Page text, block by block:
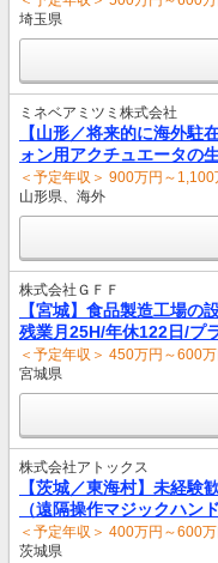
埼玉県
ミネベアミツミ株式会社
【山形／将来的に海外駐
ォン用アクチュエータの
＜予定年収＞ 900万円～1,100
山形県、海外
株式会社ＧＦＦ
【宮城】食品製造工場
残業月25H/年休122日/プ
＜予定年収＞ 450万円～600万
宮城県
株式会社アトックス
【茨城／東海村】未経
（遠隔操作マジックハ
＜予定年収＞ 400万円～600万
茨城県